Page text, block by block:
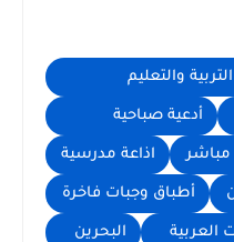
التربية والتعليم
أدعية صباحية
مباشر اذاعة مدرسية
أطباق وجبات فاخرة
العربية البحرين